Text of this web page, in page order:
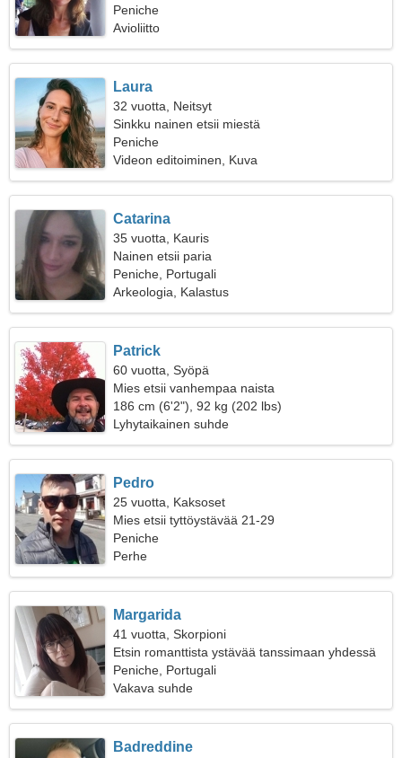
Peniche
Avioliitto
Laura
32 vuotta, Neitsyt
Sinkku nainen etsii miestä
Peniche
Videon editoiminen, Kuva
Catarina
35 vuotta, Kauris
Nainen etsii paria
Peniche, Portugali
Arkeologia, Kalastus
Patrick
60 vuotta, Syöpä
Mies etsii vanhempaa naista
186 cm (6'2"), 92 kg (202 lbs)
Lyhytaikainen suhde
Pedro
25 vuotta, Kaksoset
Mies etsii tyttöystävää 21-29
Peniche
Perhe
Margarida
41 vuotta, Skorpioni
Etsin romanttista ystävää tanssimaan yhdessä
Peniche, Portugali
Vakava suhde
Badreddine